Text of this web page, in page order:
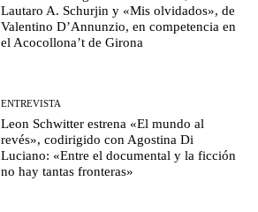
Lautaro A. Schurjin y «Mis olvidados», de
Valentino D’Annunzio, en competencia en
el Acocollona’t de Girona
ENTREVISTA
Leon Schwitter estrena «El mundo al
revés», codirigido con Agostina Di
Luciano: «Entre el documental y la ficción
no hay tantas fronteras»